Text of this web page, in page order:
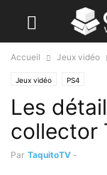
Accueil Jeux vidéo
Jeux vidéo PS4
Les
collector
Par TaquitoTV -